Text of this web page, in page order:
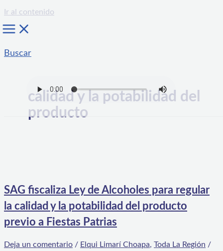
Ir al contenido
Buscar
calidad y la potabilidad del
producto
SAG fiscaliza Ley de Alcoholes para regular
la calidad y la potabilidad del producto
previo a Fiestas Patrias
Deja un comentario / Elqui Limarí Choapa, Toda La Región /